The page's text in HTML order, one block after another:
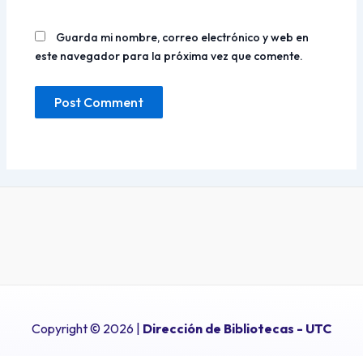
Guarda mi nombre, correo electrónico y web en
este navegador para la próxima vez que comente.
Copyright © 2026 | Dirección de Bibliotecas - UTC